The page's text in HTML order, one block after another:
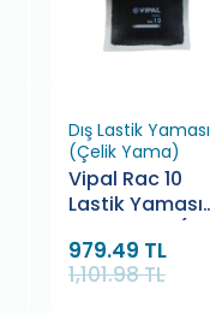
Dış Lastik Yaması
(Çelik Yama)
Vipal Rac 10
Lastik Yaması
75X55 mm (20
Adet)
979.49 TL
1,101.98 TL